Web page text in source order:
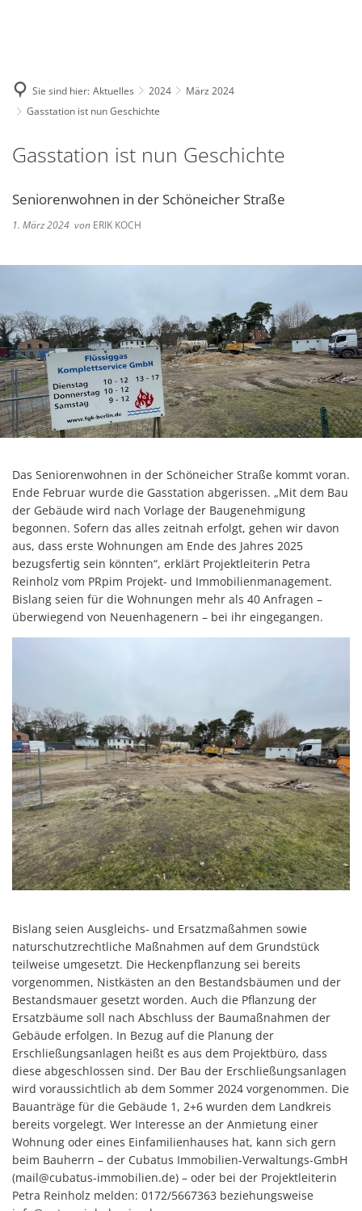
Sie sind hier: Aktuelles 2024
März 2024
Gasstation ist nun Geschichte
Gasstation ist nun Geschichte
Seniorenwohnen in der Schöneicher Straße
1. März 2024 von ERIK KOCH
Das Seniorenwohnen in der Schöneicher Straße kommt voran.
Ende Februar wurde die Gasstation abgerissen. „Mit dem Bau
der Gebäude wird nach Vorlage der Baugenehmigung
begonnen. Sofern das alles zeitnah erfolgt, gehen wir davon
aus, dass erste Wohnungen am Ende des Jahres 2025
bezugsfertig sein könnten“, erklärt Projektleiterin Petra
Reinholz vom PRpim Projekt- und Immobilienmanagement.
Bislang seien für die Wohnungen mehr als 40 Anfragen –
überwiegend von Neuenhagenern – bei ihr eingegangen.
Bislang seien Ausgleichs- und Ersatzmaßahmen sowie
naturschutzrechtliche Maßnahmen auf dem Grundstück
teilweise umgesetzt. Die Heckenpflanzung sei bereits
vorgenommen, Nistkästen an den Bestandsbäumen und der
Bestandsmauer gesetzt worden. Auch die Pflanzung der
Ersatzbäume soll nach Abschluss der Baumaßnahmen der
Gebäude erfolgen. In Bezug auf die Planung der
Erschließungsanlagen heißt es aus dem Projektbüro, dass
diese abgeschlossen sind. Der Bau der Erschließungsanlagen
wird voraussichtlich ab dem Sommer 2024 vorgenommen. Die
Bauanträge für die Gebäude 1, 2+6 wurden dem Landkreis
bereits vorgelegt. Wer Interesse an der Anmietung einer
Wohnung oder eines Einfamilienhauses hat, kann sich gern
beim Bauherrn – der Cubatus Immobilien-Verwaltungs-GmbH
(mail@cubatus-immobilien.de) – oder bei der Projektleiterin
Petra Reinholz melden: 0172/5667363 beziehungsweise